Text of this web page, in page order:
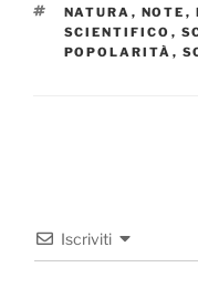
TAG
NATURA , NOTE ,
SCIENTIFICO ,
POPOLARITÀ ,
Iscriviti